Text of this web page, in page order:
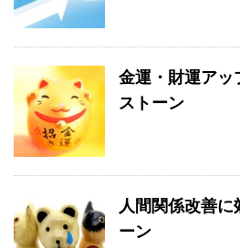
金運・財運アッ
ストーン
人間関係改善に
ーン